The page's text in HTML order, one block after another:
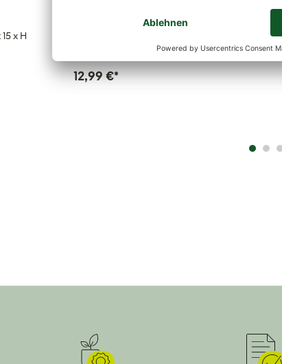
x H
12,99 €*